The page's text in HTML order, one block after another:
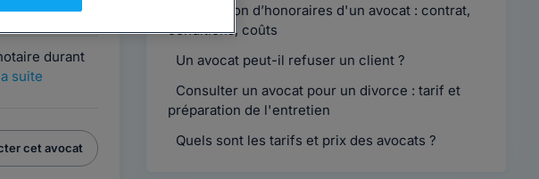
durant
suite
cet avocat
Convention d’honoraires d'un avocat : contrat,
conditions, coûts
Un avocat peut-il refuser un client ?
Consulter un avocat pour un divorce : tarif et
préparation de l'entretien
Quels sont les tarifs et prix des avocats ?